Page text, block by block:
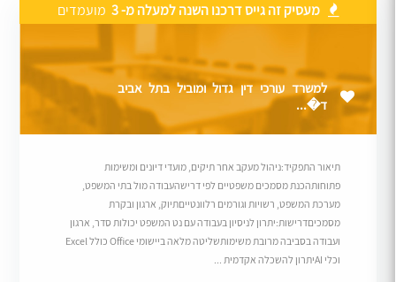
מעסיק זה גייס דרכנו השנה למעלה מ- 3 מועמדים
למשרד עורכי דין גדול ומוביל בתל אביב
ד�...
תיאור התפקיד:ניהול מעקב אחר תיקים, מועדי דיונים ומשימות
פתוחותהכנת מסמכים משפטיים לפי דרישהעבודה מול בתי המשפט,
מערכת המשפט, רשויות וגורמים רלוונטייםתיוק, ארגון ובקרת
מסמכיםדרישות:יתרון לניסיון בעבודה עם נט המשפט יכולות סדר, ארגון
ועבודה בסביבה מרובת משימותשליטה מלאה ביישומי Office כולל Excel
וכלי AIיתרון להשכלה אקדמית ...